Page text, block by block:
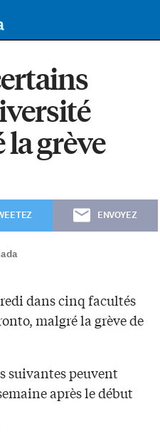
grève
ENVOYEZ
dans cinq facultés
malgré la grève de
suivantes peuvent
après le début